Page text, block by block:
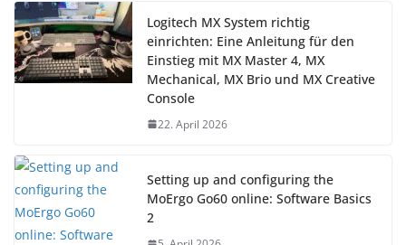
Logitech MX System richtig
einrichten: Eine Anleitung für den
Einstieg mit MX Master 4, MX
Mechanical, MX Brio und MX Creative
Console
22. April 2026
Setting up and configuring the
MoErgo Go60 online: Software Basics
2